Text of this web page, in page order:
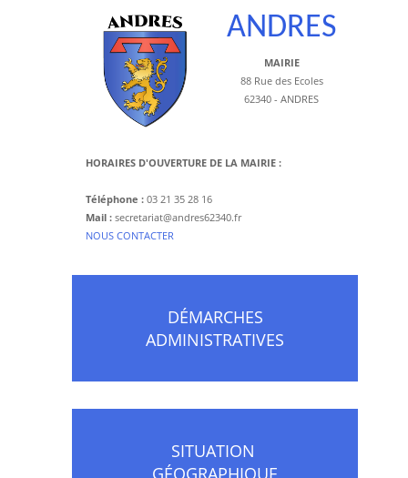
ANDRES
MAIRIE
88 Rue des Ecoles
62340 - ANDRES
HORAIRES D'OUVERTURE DE LA MAIRIE :
Téléphone : 03 21 35 28 16
Mail : secretariat@andres62340.fr
​NOUS CONTACTER
DÉMARCHES
ADMINISTRATIVES
SITUATION
GÉOGRAPHIQUE